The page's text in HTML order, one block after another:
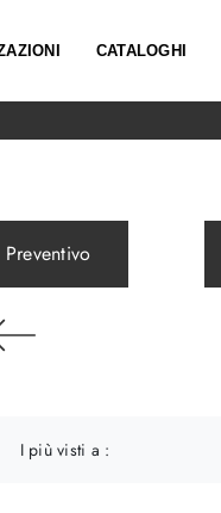
CATALOGHI
I più visti a :